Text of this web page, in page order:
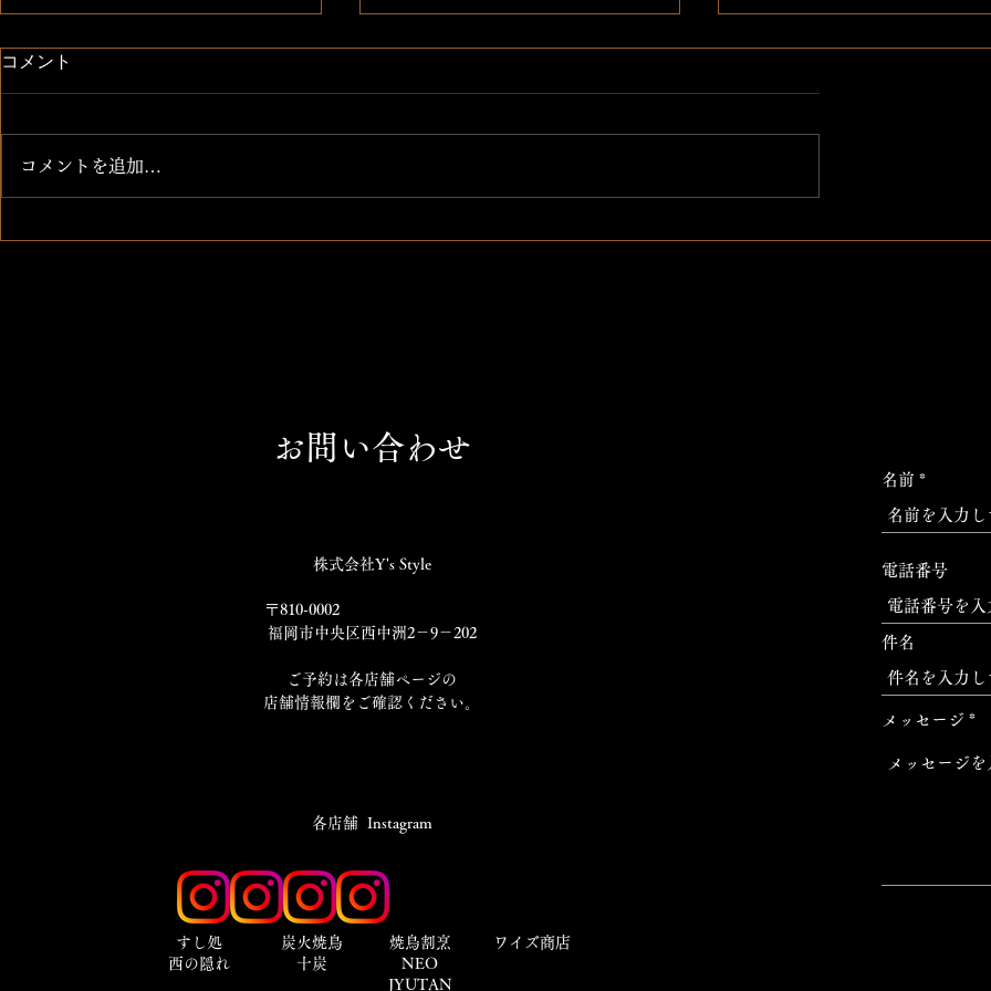
日本一の味噌
酵母、酵素が生き生き 腸も超綺
Instagramが消えました。
携帯を新しく買い替えたところ、
7月13日日曜日お席ご案内
しくお願い申し上げます。 092-
コメント
コメントを追加…
お問い合わせ
株式会社Y's Style
〒810-0002
福岡市中央区西中洲2－9－202
​ご予約は各店舗ページの
店舗情報欄をご確認ください。
​各店舗 Instagram
​すし処
西の隠れ
炭火焼鳥
十炭
焼鳥割烹
NEO
JYUTAN
ワイズ商店
名前
電話番号
件名
メッセージ